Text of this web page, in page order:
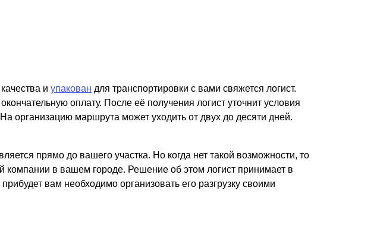
и упакован для транспортировки с вами свяжется логист.
оплату. После её получения логист уточнит условия
организацию маршрута может уходить от двух до десяти дней.
прямо до вашего участка. Но когда нет такой возможности, то
компании в вашем городе. Решение об этом логист принимает в
вам необходимо организовать его разгрузку своими